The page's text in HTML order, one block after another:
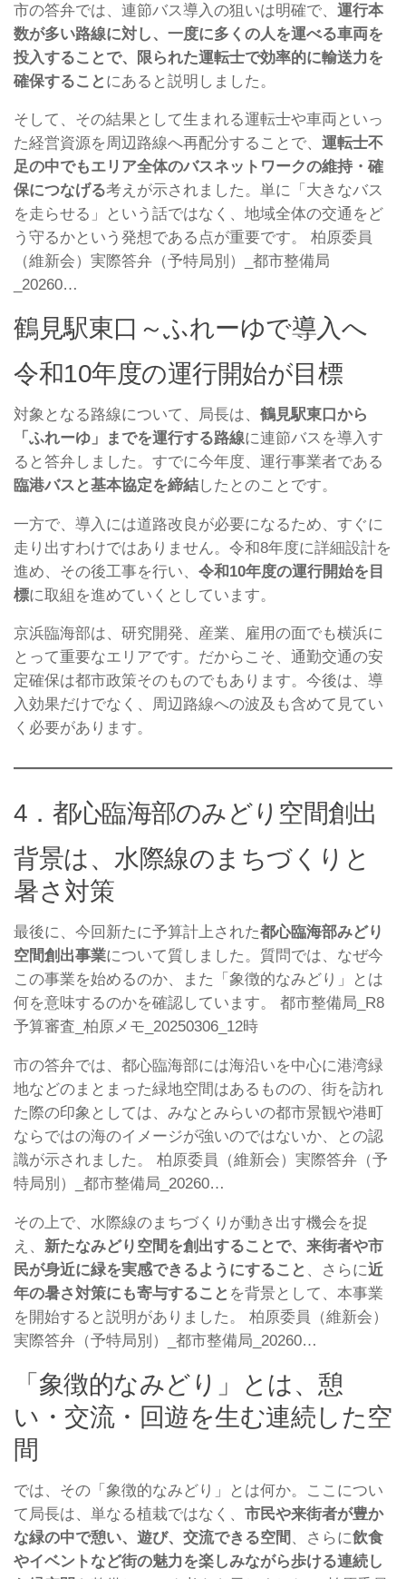
市の答弁では、連節バス導入の狙いは明確で、 運行本
数が多い路線に対し、一度に多くの人を運べる車両を
投入することで、限られた運転士で効率的に輸送力を
確保すること にあると説明しました。
そして、その結果として生まれる運転士や車両といっ
た経営資源を周辺路線へ再配分することで、 運転士不
足の中でもエリア全体のバスネットワークの維持・確
保につなげる考えが示されました。単に「大きなバス
を走らせる」という話ではなく、地域全体の交通をど
う守るかという発想である点が重要です。 柏原委員
（維新会）実際答弁（予特局別）_都市整備局
_20260…
鶴見駅東口～ふれーゆで導入へ
令和10年度の運行開始が目標
対象となる路線について、局長は、 鶴見駅東口から
「ふれーゆ」までを運行する路線に連節バスを導入す
ると答弁しました。すでに今年度、運行事業者である
臨港バスと基本協定を締結したとのことです。
一方で、導入には道路改良が必要になるため、すぐに
走り出すわけではありません。令和8年度に詳細設計を
進め、その後工事を行い、 令和10年度の運行開始を目
標に取組を進めていくとしています。
京浜臨海部は、研究開発、産業、雇用の面でも横浜に
とって重要なエリアです。だからこそ、通勤交通の安
定確保は都市政策そのものでもあります。今後は、導
入効果だけでなく、周辺路線への波及も含めて見てい
く必要があります。
4．都心臨海部のみどり空間創出
背景は、水際線のまちづくりと
暑さ対策
最後に、今回新たに予算計上された都心臨海部みどり
空間創出事業について質しました。質問では、なぜ今
この事業を始めるのか、また「象徴的なみどり」とは
何を意味するのかを確認しています。 都市整備局_R8
予算審査_柏原メモ_20250306_12時
市の答弁では、都心臨海部には海沿いを中心に港湾緑
地などのまとまった緑地空間はあるものの、街を訪れ
た際の印象としては、みなとみらいの都市景観や港町
ならではの海のイメージが強いのではないか、との認
識が示されました。 柏原委員（維新会）実際答弁（予
特局別）_都市整備局_20260…
その上で、水際線のまちづくりが動き出す機会を捉
え、 新たなみどり空間を創出することで、来街者や市
民が身近に緑を実感できるようにすること 、さらに近
年の暑さ対策にも寄与すること を背景として、本事業
を開始すると説明がありました。 柏原委員（維新会）
実際答弁（予特局別）_都市整備局_20260…
「象徴的なみどり」とは、憩
い・交流・回遊を生む連続した空
間
では、その「象徴的なみどり」とは何か。ここについ
て局長は、単なる植栽ではなく、 市民や来街者が豊か
な緑の中で憩い、遊び、交流できる空間
、さらに飲食
やイベントなど街の魅力を楽しみながら歩ける連続し